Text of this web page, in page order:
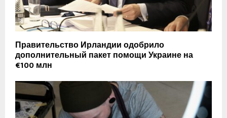
Правительство Ирландии одобрило
дополнительный пакет помощи Украине на
€100 млн